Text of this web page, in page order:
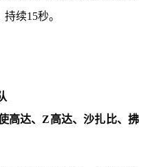
续15秒。
高达、Z高达、沙扎比、拂